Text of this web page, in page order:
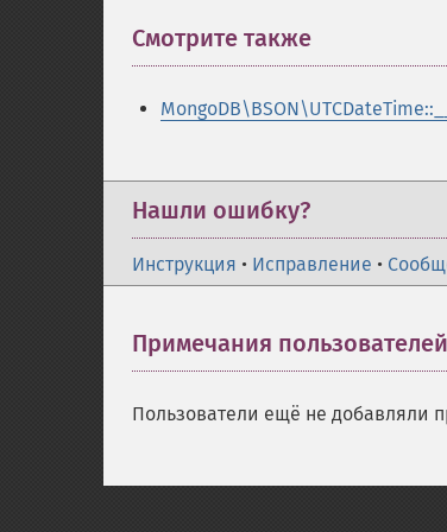
Смотрите также
Нашли ошибку?
Инструкция • Исправление •
Примечания пользователей
Пользователи ещё не добавляли